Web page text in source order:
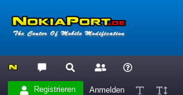
Registrieren Anmelden